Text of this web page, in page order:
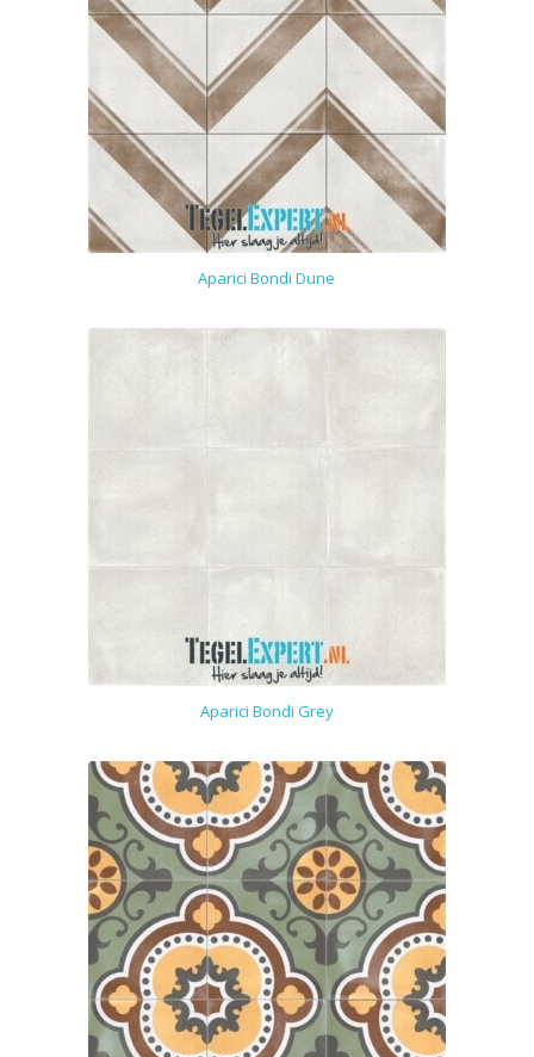
Aparici Bondi Dune
Aparici Bondi Grey